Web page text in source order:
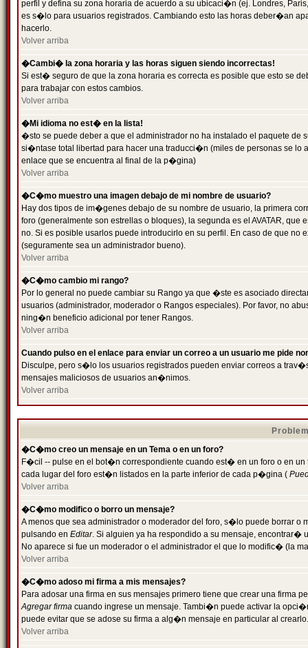
perfil y defina su zona horaria de acuerdo a su ubicaci�n (ej. Londres,
es s�lo para usuarios registrados. Cambiando esto las horas deber�an
hacerlo.
Volver arriba
�Cambi� la zona horaria y las horas siguen siendo incorrectas!
Si est� seguro de que la zona horaria es correcta es posible que esto se
para trabajar con estos cambios.
Volver arriba
�Mi idioma no est� en la lista!
�sto se puede deber a que el administrador no ha instalado el paquete
si�ntase total libertad para hacer una traducci�n (miles de personas se
enlace que se encuentra al final de la p�gina)
Volver arriba
�C�mo muestro una imagen debajo de mi nombre de usuario?
Hay dos tipos de im�genes debajo de su nombre de usuario, la primera
foro (generalmente son estrellas o bloques), la segunda es el AVATAR,
no. Si es posible usarlos puede introducirlo en su perfil. En caso de que
(seguramente sea un administrador bueno).
Volver arriba
�C�mo cambio mi rango?
Por lo general no puede cambiar su Rango ya que �ste es asociado
usuarios (administrador, moderador o Rangos especiales). Por favor, no
ning�n beneficio adicional por tener Rangos.
Volver arriba
Cuando pulso en el enlace para enviar un correo a un usuario me pide
Disculpe, pero s�lo los usuarios registrados pueden enviar correos a
mensajes maliciosos de usuarios an�nimos.
Volver arriba
�C�mo creo un mensaje en un Tema o en un foro?
F�cil -- pulse en el bot�n correspondiente cuando est� en un foro o en
cada lugar del foro est�n listados en la parte inferior de cada p�gina (
Volver arriba
�C�mo modifico o borro un mensaje?
A menos que sea administrador o moderador del foro, s�lo puede borrar o
pulsando en Editar. Si alguien ya ha respondido a su mensaje, encontrar�
No aparece si fue un moderador o el administrador el que lo modific� (la
Volver arriba
�C�mo adoso mi firma a mis mensajes?
Para adosar una firma en sus mensajes primero tiene que crear una firma
Agregar firma cuando ingrese un mensaje. Tambi�n puede activar la
puede evitar que se adose su firma a alg�n mensaje en particular al crearlo.
Volver arriba